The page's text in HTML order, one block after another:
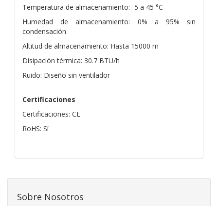
Temperatura de almacenamiento: -5 a 45 °C
Humedad de almacenamiento: 0% a 95% sin
condensación
Altitud de almacenamiento: Hasta 15000 m
Disipación térmica: 30.7 BTU/h
Ruido: Diseño sin ventilador
Certificaciones
Certificaciones: CE
RoHS: Sí
Sobre Nosotros